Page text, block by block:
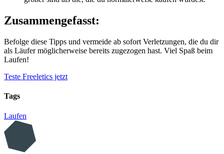
Zusammengefasst:
Befolge diese Tipps und vermeide ab sofort Verletzungen, die du dir
als Läufer möglicherweise bereits zugezogen hast. Viel Spaß beim
Laufen!
Teste Freeletics jetzt
Tags
Laufen